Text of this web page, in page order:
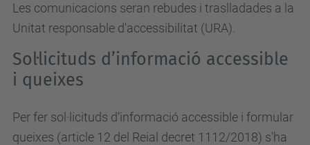
Les comunicacions seran rebudes i traslladades a la
Unitat responsable d'accessibilitat (URA).
Sol·licituds d’informació accessible
i queixes
Per fer sol·licituds d’informació accessible i formular
queixes (article 12 del Reial decret 1112/2018) s'ha